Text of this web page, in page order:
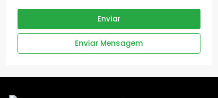
Enviar
Enviar Mensagem